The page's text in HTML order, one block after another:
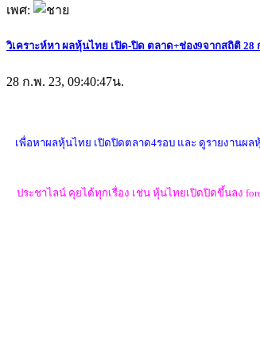
เพศ:
วิเคราะห์หา ผลหุ้นไทย เปิด-ปิด ตลาด+ช่อง9จากสถิติ 28
28 ก.พ. 23, 09:40:47น.
เพื่อหาผลหุ้นไทย เปิดปิดตลาด4รอบ และ ดูรายงานผ
ประชาไลน์ คุยได้ทุกเรื่อง เช่น หุ้นไทยเปิดปิดขึ้นลง